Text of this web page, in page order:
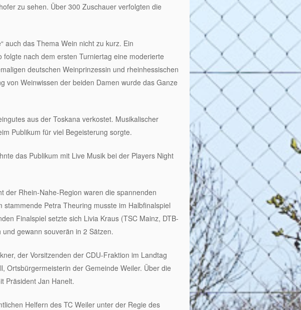
zu sehen. Über 300 Zuschauer verfolgten die
auch das Thema Wein nicht zu kurz. Ein
nach dem ersten Turniertag eine moderierte
deutschen Weinprinzessin und rheinhessischen
von Weinwissen der beiden Damen wurde das Ganze
aus der Toskana verkostet. Musikalischer
Publikum für viel Begeisterung sorgte.
das Publikum mit Live Musik bei der Players Night
der Rhein-Nahe-Region waren die spannenden
Petra Theuring musste im Halbfinalspiel
Finalspiel setzte sich Livia Kraus (TSC Mainz, DTB-
gewann souverän in 2 Sätzen.
der Vorsitzenden der CDU-Fraktion im Landtag
Ortsbürgermeisterin der Gemeinde Weiler. Über die
Präsident Jan Hanelt.
Helfern des TC Weiler unter der Regie des